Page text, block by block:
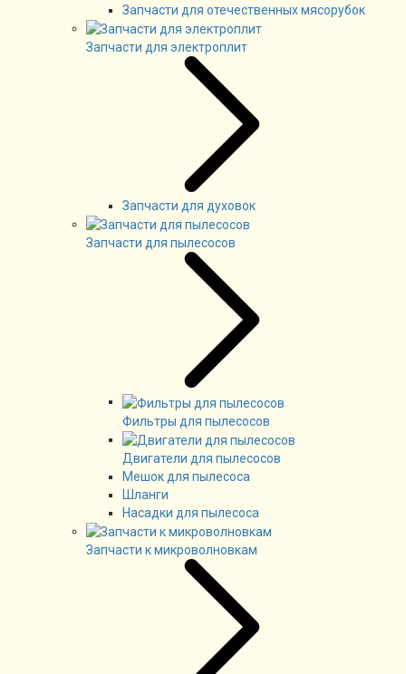
Запчасти для отечественных мясорубок
Запчасти для электроплит
Запчасти для духовок
Запчасти для пылесосов
Фильтры для пылесосов
Двигатели для пылесосов
Мешок для пылесоса
Шланги
Насадки для пылесоса
Запчасти к микроволновкам